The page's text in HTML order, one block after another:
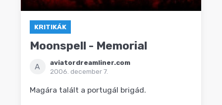
KRITIKÁK
Moonspell - Memorial
A
aviatordreamliner.com
2006. december 7.
Magára talált a portugál brigád.